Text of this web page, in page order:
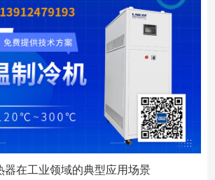
器在工业领域的典型应用场景